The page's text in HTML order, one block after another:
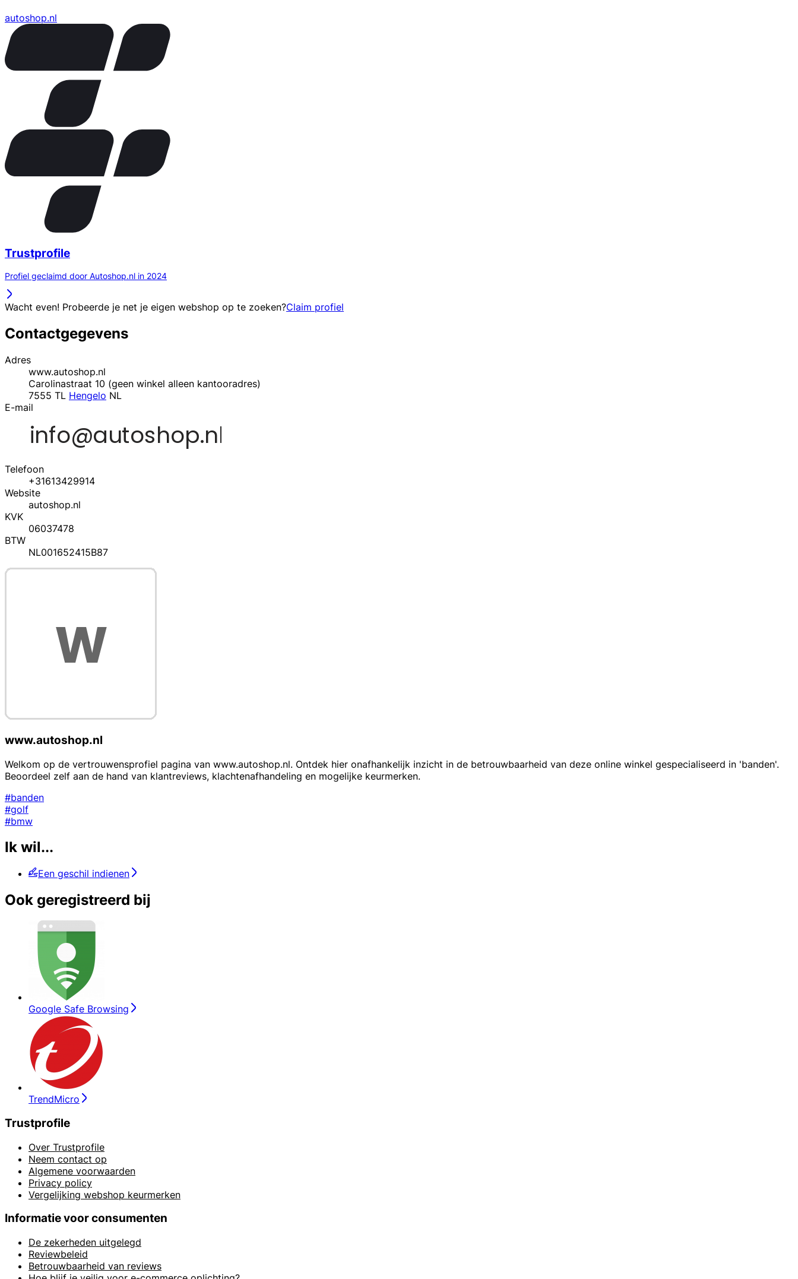
autoshop.nl
Trustprofile
Profiel geclaimd door Autoshop.nl in 2024
Wacht even! Probeerde je net je eigen webshop op te zoeken?Claim profiel
Contactgegevens
Adres
www.autoshop.nl
Carolinastraat 10 (geen winkel alleen kantooradres)
7555 TL Hengelo NL
E-mail
Telefoon
+31613429914
Website
autoshop.nl
KVK
06037478
BTW
NL001652415B87
www.autoshop.nl
Welkom op de vertrouwensprofiel pagina van www.autoshop.nl. Ontdek hier onafhankelijk inzicht in de betrouwbaarheid van deze online winkel gespecialiseerd in 'banden'.
Beoordeel zelf aan de hand van klantreviews, klachtenafhandeling en mogelijke keurmerken.
#banden
#golf
#bmw
Ik wil...
Een geschil indienen
Ook geregistreerd bij
Google Safe Browsing
TrendMicro
Trustprofile
Over Trustprofile
Neem contact op
Algemene voorwaarden
Privacy policy
Vergelijking webshop keurmerken
Informatie voor consumenten
De zekerheden uitgelegd
Reviewbeleid
Betrouwbaarheid van reviews